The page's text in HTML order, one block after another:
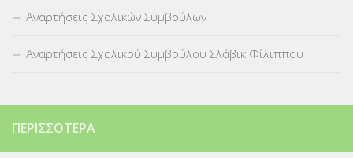
Αναρτήσεις Σχολικών Συμβούλων
Αναρτήσεις Σχολικού Συμβούλου Σλάβικ Φίλιππου
ΠΕΡΙΣΣΌΤΕΡΑ